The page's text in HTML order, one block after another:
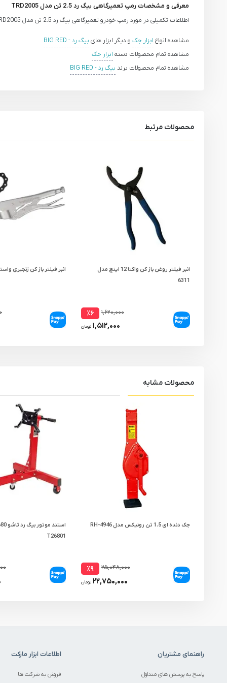
معرفی و مشخصات رمپ تعمیرگاهی بیگ رد 2.5 تن مدل TRD2005
اطلاعات تکمیلی در مورد رمپ خودرو تعمیرگاهی بیگ رد 2.5 تن مدل TRD2005 به زودی ارائه خواهد شد.
مشاهده انواع ابزار جک و دیگر ابزار های بیگ رد - BIG RED
مشاهده تمام محصولات دسته ابزار جک
مشاهده تمام محصولات برند بیگ رد - BIG RED
محصولات مرتبط
انبر فیلتر روغن باز کن واکتا 12 اینچ مدل
6311
۱,۶۲۰,۰۰۰ ٪۶
۱,۵۱۲,۰۰۰ تومان
انبر فیلتر باز کن زنجیری واستر 10
محصولات مشابه
جک دنده ای 1.5 تن رونیکس مدل RH-4946
۲۵,۰۴۸,۰۰۰ ٪۹
۲۲,۷۵۰,۰۰۰ تومان
T26801
راهنمای مشتریان
پاسخ به پرسش های متداول
اطلاعات ابزار مارکت
فروش به شرکت ها